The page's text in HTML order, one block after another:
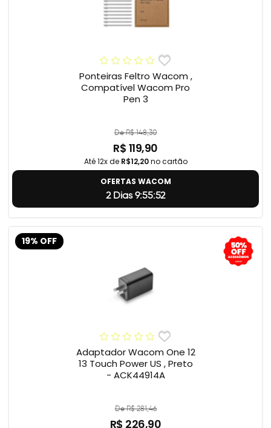
Ponteiras Feltro Wacom ,
Compatível Wacom Pro
Pen 3
De R$ 148,30
R$ 119,90
Até 12x de R$12,20no cartão
OFERTAS WACOM
2 Dias 9:55:51
19% OFF
Adaptador Wacom One 12
13 Touch Power US , Preto
- ACK44914A
De R$ 281,46
R$ 226,90